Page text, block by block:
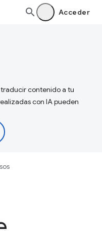
Acceder
contenido a tu
con IA pueden